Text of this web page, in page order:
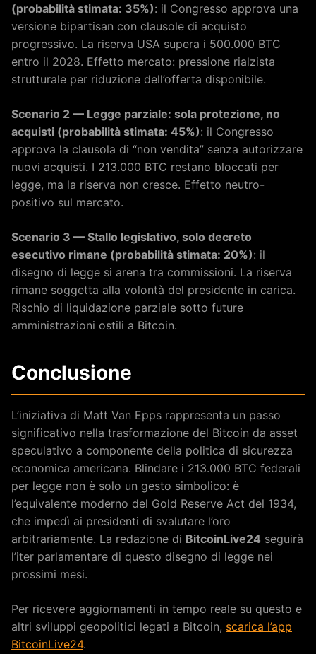
(probabilità stimata: 35%): il Congresso approva una
versione bipartisan con clausole di acquisto
progressivo. La riserva USA supera i 500.000 BTC
entro il 2028. Effetto mercato: pressione rialzista
strutturale per riduzione dell’offerta disponibile.
Scenario 2 — Legge parziale: sola protezione, no
acquisti (probabilità stimata: 45%): il Congresso
approva la clausola di “non vendita” senza autorizzare
nuovi acquisti. I 213.000 BTC restano bloccati per
legge, ma la riserva non cresce. Effetto neutro-
positivo sul mercato.
Scenario 3 — Stallo legislativo, solo decreto
esecutivo rimane (probabilità stimata: 20%): il
disegno di legge si arena tra commissioni. La riserva
rimane soggetta alla volontà del presidente in carica.
Rischio di liquidazione parziale sotto future
amministrazioni ostili a Bitcoin.
Conclusione
L’iniziativa di Matt Van Epps rappresenta un passo
significativo nella trasformazione del Bitcoin da asset
speculativo a componente della politica di sicurezza
economica americana. Blindare i 213.000 BTC federali
per legge non è solo un gesto simbolico: è
l’equivalente moderno del Gold Reserve Act del 1934,
che impedì ai presidenti di svalutare l’oro
arbitrariamente. La redazione di BitcoinLive24 seguirà
l’iter parlamentare di questo disegno di legge nei
prossimi mesi.
Per ricevere aggiornamenti in tempo reale su questo e
altri sviluppi geopolitici legati a Bitcoin, scarica l’app
BitcoinLive24.